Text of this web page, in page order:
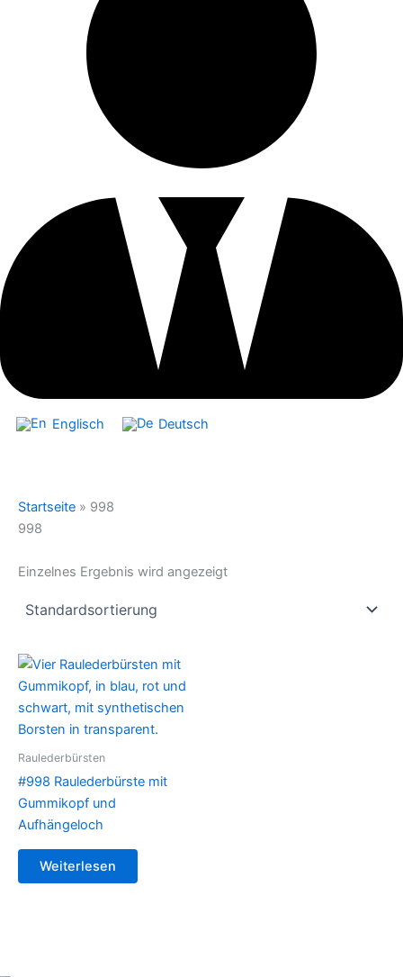
Englisch Deutsch
Startseite » 998
998
Einzelnes Ergebnis wird angezeigt
Raulederbürsten
#998 Raulederbürste mit
Gummikopf und
Aufhängeloch
Weiterlesen